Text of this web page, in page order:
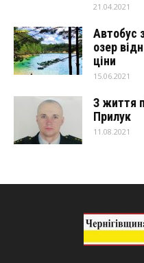
21.04.2021
Автобус
озер
ціни
15.06.2021
З життя
Прилук
11.08.2021